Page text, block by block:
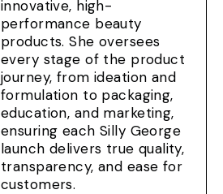
innovative, high-
performance beauty
products. She oversees
every stage of the product
journey, from ideation and
formulation to packaging,
education, and marketing,
ensuring each Silly George
launch delivers true quality,
transparency, and ease for
customers.